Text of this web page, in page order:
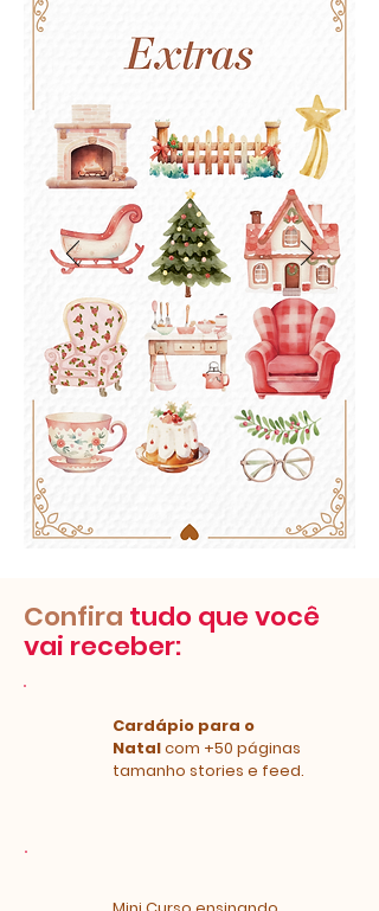
Confira tudo que você
vai receber:
Cardápio para o
Natalcom +50 páginas
tamanho stories e feed.